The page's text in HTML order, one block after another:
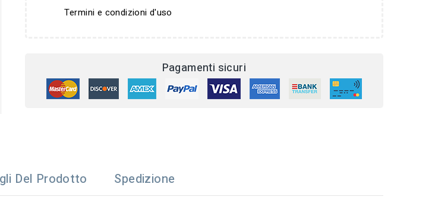
Termini e condizioni d'uso
Pagamenti sicuri
Del Prodotto Spedizione